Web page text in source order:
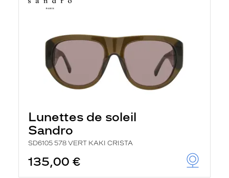
Lunettes de soleil
Sandro
SD6105 578 VERT KAKI CRISTA
135,00 €